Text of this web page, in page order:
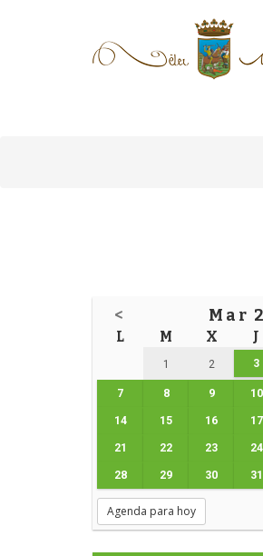
< Mar
L M X J
1 2 3
7 8 9 10
14 15 16 17
21 22 23 24
28 29 30 31
Agenda para hoy